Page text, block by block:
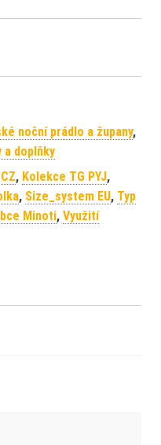
noční prádlo a župany,
a doplňky
, Kolekce TG PYJ,
, Size_system EU, Typ
Minoti, Využití